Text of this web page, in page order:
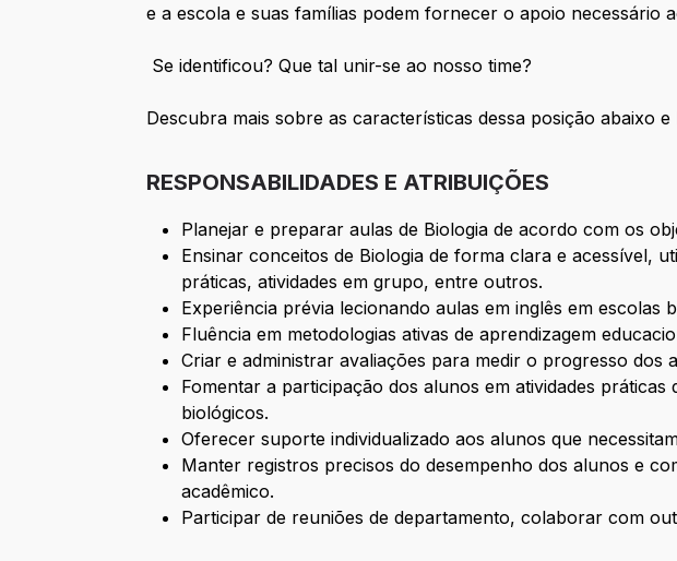
e a escola e suas famílias podem fornecer o apoio necessário
Se identificou? Que tal unir-se ao nosso time?
Descubra mais sobre as características dessa posição abaixo
RESPONSABILIDADES E ATRIBUIÇÕES
Planejar e preparar aulas de Biologia de acordo com os
Ensinar conceitos de Biologia de forma clara e acessível,
práticas, atividades em grupo, entre outros.
Experiência prévia lecionando aulas em inglês em escolas
Fluência em metodologias ativas de aprendizagem
Criar e administrar avaliações para medir o progresso dos
Fomentar a participação dos alunos em atividades
biológicos.
Oferecer suporte individualizado aos alunos que
Manter registros precisos do desempenho dos alunos e
acadêmico.
Participar de reuniões de departamento, colaborar com